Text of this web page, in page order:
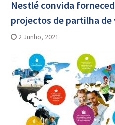
Nestlé convida
projectos de partilha de
2 Junho, 2021